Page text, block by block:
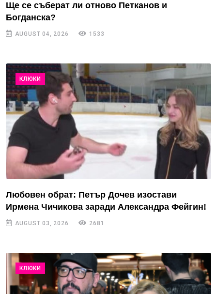
Ще се съберат ли отново Петканов и
Богданска?
AUGUST 04, 2026 1533
КЛЮКИ
Любовен обрат: Петър Дочев изостави
Ирмена Чичикова заради Александра Фейгин!
AUGUST 03, 2026 2681
КЛЮКИ